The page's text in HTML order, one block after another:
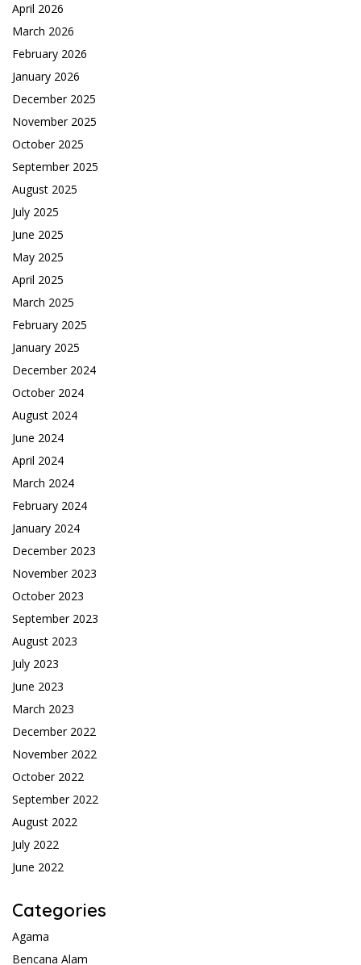
April 2026
March 2026
February 2026
January 2026
December 2025
November 2025
October 2025
September 2025
August 2025
July 2025
June 2025
May 2025
April 2025
March 2025
February 2025
January 2025
December 2024
October 2024
August 2024
June 2024
April 2024
March 2024
February 2024
January 2024
December 2023
November 2023
October 2023
September 2023
August 2023
July 2023
June 2023
March 2023
December 2022
November 2022
October 2022
September 2022
August 2022
July 2022
June 2022
Categories
Agama
Bencana Alam